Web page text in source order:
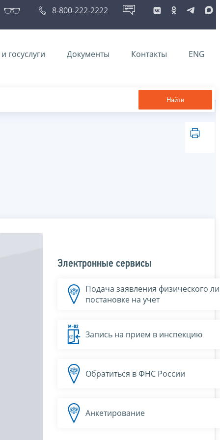
8-800-222-2222
госуслуги Документы Контакты ENG
Найти
Электронные сервисы
Подача заявления физического
постановке на учет
Запись на прием в инспекцию
Обратиться в ФНС России
Анкетирование